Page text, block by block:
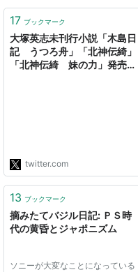
17 ブックマーク
大塚英志未刊行小説「木島日
記 うつろ舟」「北神伝綺」
「北神伝綺 妹の力」発売中
イ」は作られていく。で、彼
らのアニメジャポニズムに沿
った「日本」を語ったりしな
いといけ…
https://t.co/xxsZ4LhdBJ"
twitter.com
13 ブックマーク
摘みたてバジル日記: ＰＳ時
代の黄昏とジャポニズム
ソニーが大変なことになっている